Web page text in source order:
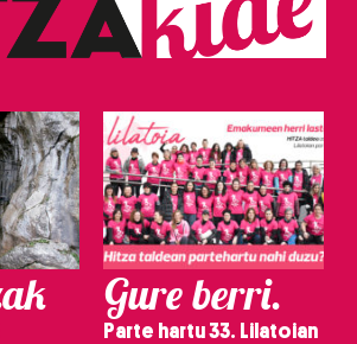
Gure berri.
Parte hartu 33. Lilatoian